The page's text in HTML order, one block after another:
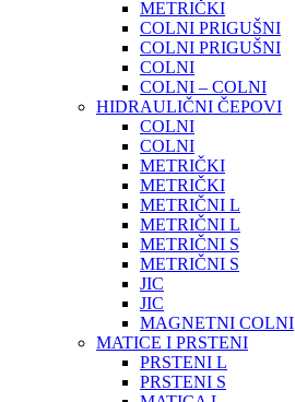
METRIČKI
COLNI PRIGUŠNI
COLNI PRIGUŠNI
COLNI
COLNI – COLNI
HIDRAULIČNI ČEPOVI
COLNI
COLNI
METRIČKI
METRIČKI
METRIČNI L
METRIČNI L
METRIČNI S
METRIČNI S
JIC
JIC
MAGNETNI COLNI
MATICE I PRSTENI
PRSTENI L
PRSTENI S